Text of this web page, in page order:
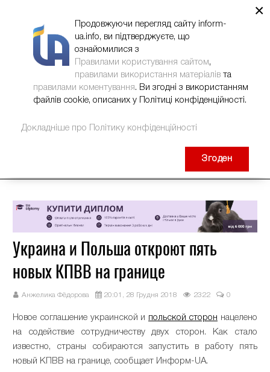
Украина и Польша откроют пять
новых КПВВ на границе
Анжелика Фёдорова 20:01, 28 Грудня 2018 2322 0
Новое соглашение украинской и польской сторон нацелено
на содействие сотрудничеству двух сторон. Как стало
известно, страны собираются запустить в работу пять
новый КПВВ на границе, сообщает Информ-UA.
×
Продовжуючи перегляд сайту inform-
ua.info, ви підтверджуєте, що
ознайомилися з
Правилами користування сайтом,
правилами використання матеріалів та
правилами коментування. Ви згодні з використанням
файлів cookie, описаних у Політиці конфіденційності.
Докладніше про Політику конфіденційності
Згоден